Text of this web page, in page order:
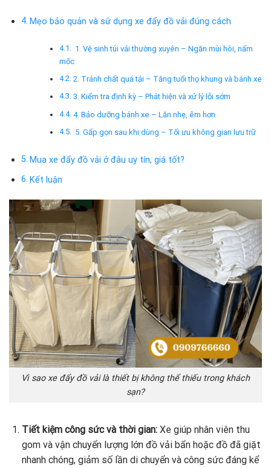
Mẹo bảo quản và sử dụng xe đẩy đồ vải đúng cách
1. Vệ sinh túi vải thường xuyên – Ngăn mùi hôi, nấm
mốc
2. Tránh chất quá tải – Tăng tuổi thọ khung và bánh xe
3. Kiểm tra định kỳ – Phát hiện và xử lý lỗi sớm
4. Bảo dưỡng bánh xe – Lăn nhẹ, êm hơn
5. Gấp gọn sau khi dùng – Tối ưu không gian lưu trữ
Mua xe đẩy đồ vải ở đâu uy tín, giá tốt?
Kết luận
Vì sao xe đẩy đồ vải là thiết bị không thể thiếu trong khách
sạn?
Tiết kiệm công sức và thời gian: Xe giúp nhân viên thu
gom và vận chuyển lượng lớn đồ vải bẩn hoặc đồ đã giặt
nhanh chóng, giảm số lần di chuyển và công sức đáng kể